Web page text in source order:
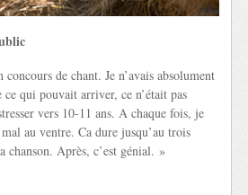
concours de chant. Je n’avais absolument
ce qui pouvait arriver, ce n’était pas
vers 10-11 ans. A chaque fois, je
au ventre. Ca dure jusqu’au trois
chanson. Après, c’est génial. »